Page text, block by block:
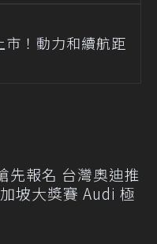
市！動力和續航距
先報名 台灣奧迪推
坡大獎賽 Audi 極